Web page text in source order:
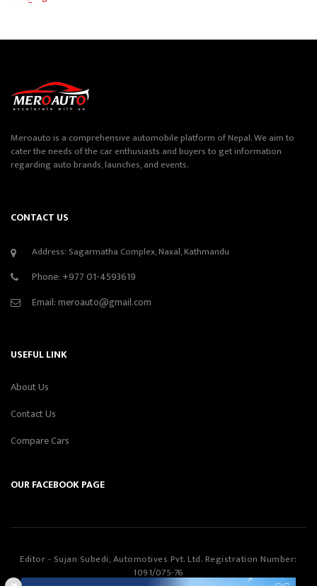
Meroauto is a comprehensive automobile platform of Nepal. We aim to
cater the needs of the car enthusiasts and buyers to get information
regarding auto brands, launches, and events.
CONTACT US
Address: Sagarmatha Complex, Naxal, Kathmandu
Phone: +977 01-4593619
Email:meroauto@gmail.com
USEFUL LINK
About Us
Contact Us
Compare Cars
OUR FACEBOOK PAGE
Editor - Sujan Subedi, Automotives Pvt. Ltd. Registration Number:
1091/075-76